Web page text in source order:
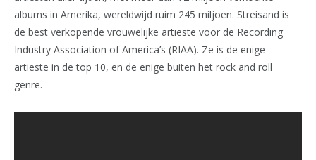
albums in Amerika, wereldwijd ruim 245 miljoen. Streisand is
de best verkopende vrouwelijke artieste voor de Recording
Industry Association of America’s (RIAA). Ze is de enige
artieste in de top 10, en de enige buiten het rock and roll
genre.